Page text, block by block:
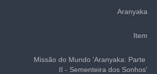
Aranyaka
Item
Missão do Mundo 'Aranyaka: Parte
II - Sementeira dos Sonhos'